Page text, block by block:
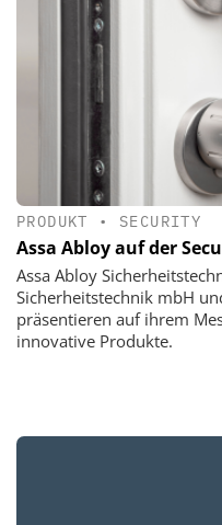
PRODUKT • SECURITY
Assa Abloy auf der
Assa Abloy
Sicherheitstechnik mbH
präsentieren auf ihrem
innovative Produkte.